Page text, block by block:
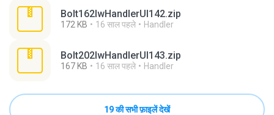
Bolt162lwHandlerUI142.zip
172 KB 16 साल पहले Handler
Bolt202lwHandlerUI143.zip
167 KB 16 साल पहले Handler
19 की सभी फ़ाइलें देखें